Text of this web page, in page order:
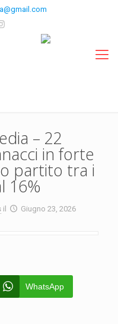
– 22
in forte
partito tra i
16%
il Giugno 23, 2026
WhatsApp